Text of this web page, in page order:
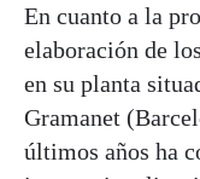
En cuanto a la
elaboración de
en su planta
Gramanet
últimos años ha